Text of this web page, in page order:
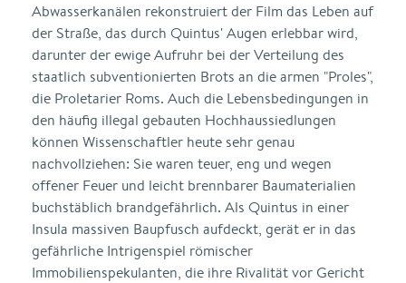
Abwasserkanälen rekonstruiert der Film das Leben auf
der Straße, das durch Quintus' Augen erlebbar wird,
darunter der ewige Aufruhr bei der Verteilung des
staatlich subventionierten Brots an die armen "Proles",
die Proletarier Roms. Auch die Lebensbedingungen in
den häufig illegal gebauten Hochhaussiedlungen
können Wissenschaftler heute sehr genau
nachvollziehen: Sie waren teuer, eng und wegen
offener Feuer und leicht brennbarer Baumaterialien
buchstäblich brandgefährlich. Als Quintus in einer
Insula massiven Baupfusch aufdeckt, gerät er in das
gefährliche Intrigenspiel römischer
Immobilienspekulanten, die ihre Rivalität vor Gericht